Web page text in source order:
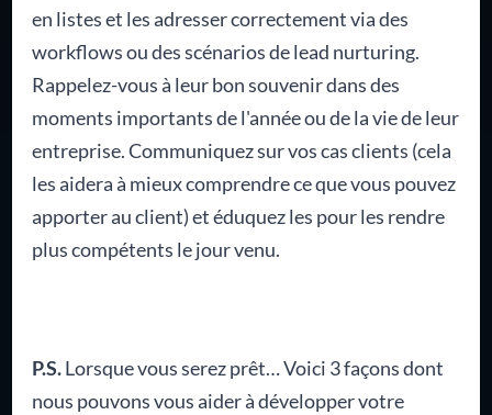
en listes et les adresser correctement via des
workflows ou des scénarios de lead nurturing.
Rappelez-vous à leur bon souvenir dans des
moments importants de l'année ou de la vie de leur
entreprise. Communiquez sur vos cas clients (cela
les aidera à mieux comprendre ce que vous pouvez
apporter au client) et éduquez les pour les rendre
plus compétents le jour venu.
P.S.Lorsque vous serez prêt… Voici 3 façons dont
nous pouvons vous aider à développer votre